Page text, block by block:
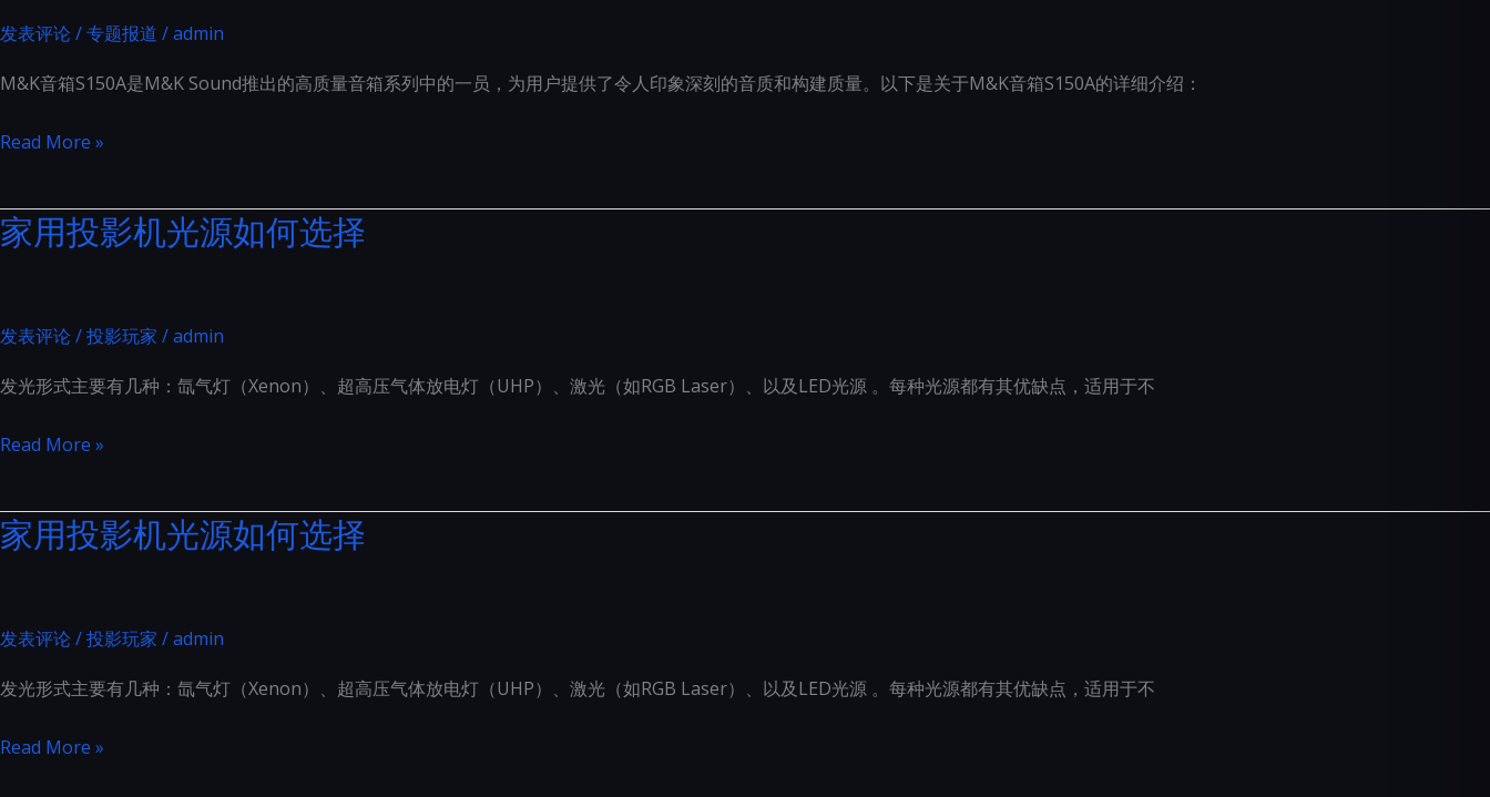
形
雄：
的
五
乎
想
的
处
发表评论/专题报道 /admin
M&K音箱S150A是M&K Sound推出的高质量音箱系列中的一员，为用户提供了令人印象深刻的音质和构建质量。以下是关于M&K音箱S150A的详细介绍：
M&K
的
S150A
别
一
Read More »
家用投影机光源如何选择
发表评论/投影玩家 /admin
发光形式主要有几种：氙气灯（Xenon）、超高压气体放电灯（UHP）、激光（如RGB Laser）、以及LED光源 。每种光源都有其优缺点，适用于不
家
投
影
源
何
Read More »
家用投影机光源如何选择
发表评论/投影玩家 /admin
发光形式主要有几种：氙气灯（Xenon）、超高压气体放电灯（UHP）、激光（如RGB Laser）、以及LED光源 。每种光源都有其优缺点，适用于不
家
Read More »